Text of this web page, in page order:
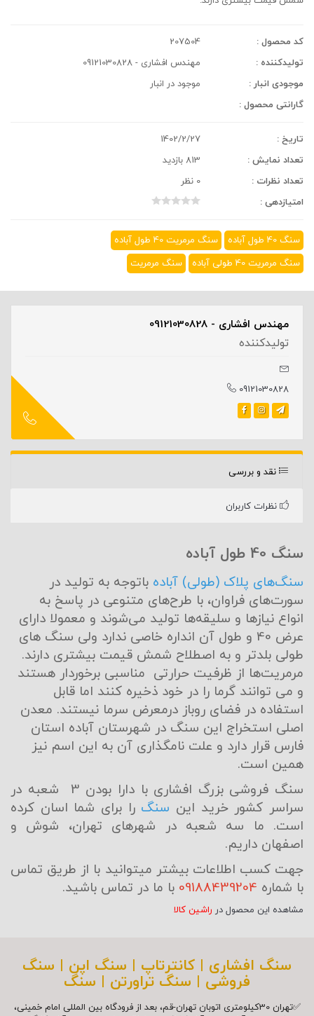
کد محصول :
207504
تولیدکننده :
مهندس افشاری - 09121030828
موجودی انبار :
موجود در انبار
گارانتی محصول :
تاریخ :
1402/2/27
تعداد نمایش :
813 بازدید
تعداد نظرات :
0 نظر
امتیازدهی :
سنگ 40 طول آباده
سنگ مرمریت 40 طول آباده
سنگ مرمریت 40 طولی آباده
سنگ مرمریت
مهندس افشاری - 09121030828
تولیدکننده
09121030828
نقد و بررسی
نظرات کاربران
سنگ 40 طول آباده
سنگ‌های پلاک (طولی) آباده باتوجه به توليد در
سورت‌های فراوان، با طرح‌های متنوعی در پاسخ به
انواع نيازها و سليقه‌ها توليد می‌شوند و معمولا دارای
عرض 40 و طول آن انداره خاصی ندارد ولی سنگ های
طولی بلدتر و به اصطلاح شمش قیمت بیشتری دارند.
مرمريت‌ها از ظرفيت حرارتی مناسبی برخوردار هستند
و می توانند گرما را در خود ذخيره کنند اما قابل
استفاده در فضای روباز درمعرض سرما نيستند. معدن
اصلی استخراج اين سنگ در شهرستان آباده استان
فارس قرار دارد و علت نامگذاری آن به اين اسم نيز
همين است.
سنگ فروشی بزرگ افشاری با دارا بودن 3 شعبه در
سراسر کشور خرید این سنگ را برای شما اسان کرده
است. ما سه شعبه در شهرهای تهران، شوش و
اصفهان داریم.
جهت کسب اطلاعات بیشتر میتوانید با از طریق تماس
با شماره
با ما در تماس باشید.
مشاهده این محصول در راشین کالا
سنگ افشاری | کانترتاپ | سنگ اپن | سنگ
فروشی | سنگ تراورتن | سنگ
✅تهران 30کیلومتری اتوبان تهران-قم، بعد از فرودگاه بین المللی امام خمینی،